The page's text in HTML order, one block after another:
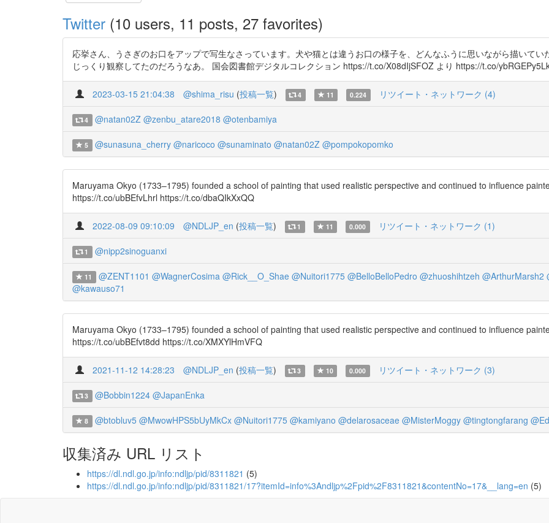
Twitter (10 users, 11 posts, 27 favorites)
応挙さん、うさぎのお口をアップで写生なさっています。犬や猫とは違うお口の様子を、どんなふうに思いながら描いてい
じっくり観察してたのだろうなあ。 国会図書館デジタルコレクション https://t.co/X08dIjSFOZ より https://t.co/
2023-03-15 21:04:38 @shima_risu (投稿一覧) 4 11 0.224 リツイート・ネットワーク (4)
4 @natan02Z @zenbu_atare2018 @otenbamiya
5 @sunasuna_cherry @naricoco @sunaminato @natan02Z @pompokopomko
Maruyama Okyo (1733–1795) founded a school of painting that used realistic perspective and continued to influence
https://t.co/ubBEfvLhrl https://t.co/dbaQIkXxQQ
2022-08-09 09:10:09 @NDLJP_en (投稿一覧) 1 11 0.000 リツイート・ネットワーク (1)
1 @nipp2sinoguanxi
11 @ZENT1101 @WagnerCosima @Rick__O_Shae @Nuitori1775 @BelloBelloPedro @zhuoshihtzeh @ArthurMarsh2
@kawauso71
Maruyama Okyo (1733–1795) founded a school of painting that used realistic perspective and continued to influence
https://t.co/ubBEfvt8dd https://t.co/XMXYlHmVFQ
2021-11-12 14:28:23 @NDLJP_en (投稿一覧) 3 10 0.000 リツイート・ネットワーク (3)
3 @Bobbin1224 @JapanEnka
8 @btobluv5 @MwowHPS5bUyMkCx @Nuitori1775 @kamiyano @delarosaceae @MisterMoggy @tingtongfarang
収集済み URL リスト
https://dl.ndl.go.jp/info:ndljp/pid/8311821 (5)
https://dl.ndl.go.jp/info:ndljp/pid/8311821/17?itemId=info%3Andljp%2Fpid%2F8311821&contentNo=17&__lang=en (5)